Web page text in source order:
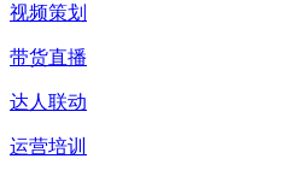
视频策划
带货直播
达人联动
运营培训